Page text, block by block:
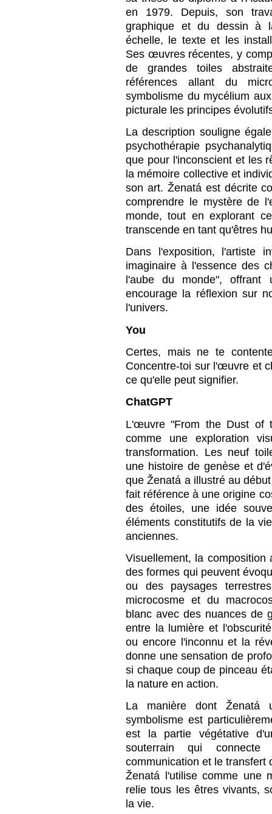
en 1979. Depuis, son
graphique et du dessin à
échelle, le texte et les
Ses œuvres récentes, y
de grandes toiles
références allant du
symbolisme du mycélium
picturale les principes
La description souligne
psychothérapie
que pour l'inconscient et les
la mémoire collective et
son art. Ženatá est décrite
comprendre le mystère de
monde, tout en explorant
transcende en tant qu'êtres
Dans l'exposition, l'artiste
imaginaire à l'essence des
l'aube du monde", offrant
encourage la réflexion sur
l'univers.
You
Certes, mais ne te
Concentre-toi sur l'œuvre et
ce qu'elle peut signifier.
ChatGPT
L'œuvre "From the Dust of
comme une exploration
transformation. Les neuf
une histoire de genèse et
que Ženatá a illustré au
fait référence à une origine
des étoiles, une idée
éléments constitutifs de la
anciennes.
Visuellement, la composition
des formes qui peuvent
ou des paysages
microcosme et du
blanc avec des nuances de
entre la lumière et
ou encore l'inconnu et la
donne une sensation de
si chaque coup de pinceau
la nature en action.
La manière dont Ženatá
symbolisme est
est la partie végétative
souterrain qui
communication et le transfert
Ženatá l'utilise comme une
relie tous les êtres vivants,
la vie.